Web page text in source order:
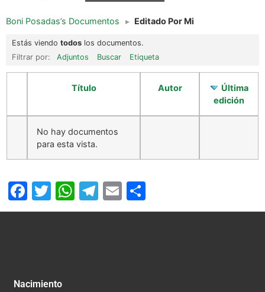
Boni Posadas’s Documentos ▸ Editado Por Mi
Estás viendo todos los documentos.
Filtrar por:
Adjuntos Buscar Etiqueta
Título Autor
Última
edición
No hay documentos
para esta vista.
Facebook
Twitter
WhatsApp
Telegram
Email
Nacimiento